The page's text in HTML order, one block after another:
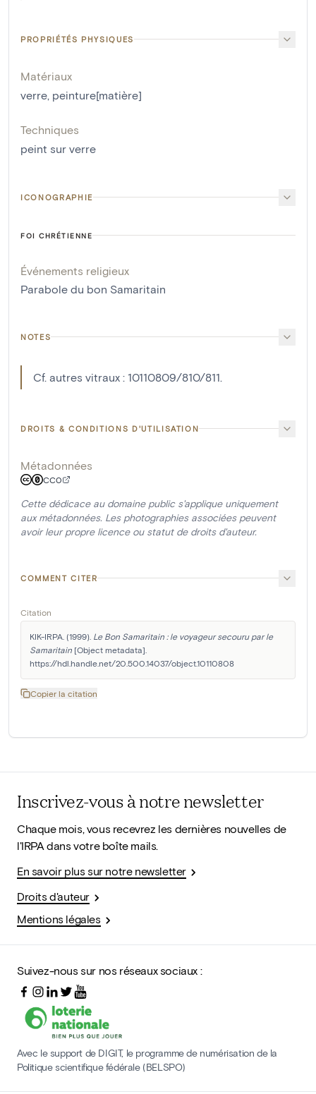
PROPRIÉTÉS PHYSIQUES
Matériaux
verre, peinture[matière]
Techniques
peint sur verre
ICONOGRAPHIE
FOI CHRÉTIENNE
Événements religieux
Parabole du bon Samaritain
NOTES
Cf. autres vitraux : 10110809/810/811.
DROITS & CONDITIONS D'UTILISATION
Métadonnées
CC0
Cette dédicace au domaine public s'applique uniquement
aux métadonnées. Les photographies associées peuvent
avoir leur propre licence ou statut de droits d'auteur.
COMMENT CITER
Citation
KIK-IRPA. (1999). Le Bon Samaritain : le voyageur secouru par le
Samaritain [Object metadata].
https://hdl.handle.net/20.500.14037/object.10110808
Copier la citation
Inscrivez-vous à notre newsletter
Chaque mois, vous recevrez les dernières nouvelles de
l'IRPA dans votre boîte mails.
En savoir plus sur notre newsletter
Droits d'auteur
Mentions légales
Suivez-nous sur nos réseaux sociaux :
Avec le support de DIGIT, le programme de numérisation de la
Politique scientifique fédérale (BELSPO)